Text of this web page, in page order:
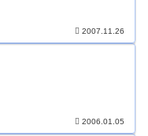
2007.11.26
2006.01.05